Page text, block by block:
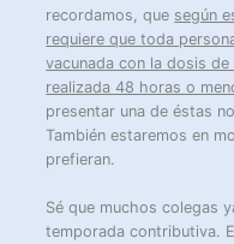
recordamos, que según
requiere que toda
vacunada con la dosis
realizada 48 horas o
presentar una de éstas
También estaremos en
prefieran.
Sé que muchos colegas
temporada contributiva.